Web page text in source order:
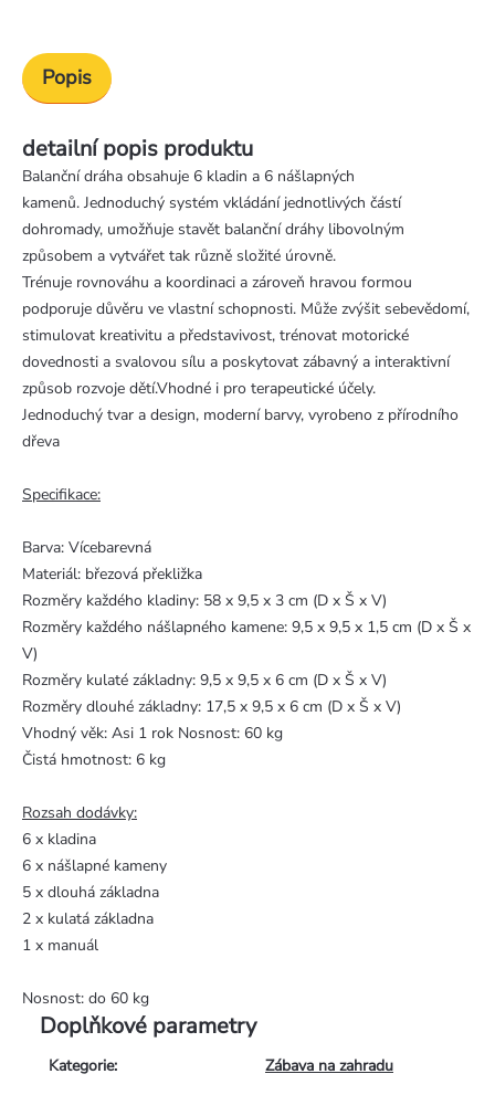
Popis
detailní popis produktu
Balanční dráha obsahuje 6 kladin a 6 nášlapných
kamenů. Jednoduchý systém vkládání jednotlivých částí
dohromady, umožňuje stavět balanční dráhy libovolným
způsobem a vytvářet tak různě složité úrovně.
Trénuje rovnováhu a koordinaci a zároveň hravou formou
podporuje důvěru ve vlastní schopnosti. Může zvýšit sebevědomí,
stimulovat kreativitu a představivost, trénovat motorické
dovednosti a svalovou sílu a poskytovat zábavný a interaktivní
způsob rozvoje dětí.Vhodné i pro terapeutické účely.
Jednoduchý tvar a design, moderní barvy, vyrobeno z přírodního
dřeva
Specifikace:
Barva: Vícebarevná
Materiál: březová překližka
Rozměry každého kladiny: 58 x 9,5 x 3 cm (D x Š x V)
Rozměry každého nášlapného kamene: 9,5 x 9,5 x 1,5 cm (D x Š x
V)
Rozměry kulaté základny: 9,5 x 9,5 x 6 cm (D x Š x V)
Rozměry dlouhé základny: 17,5 x 9,5 x 6 cm (D x Š x V)
Vhodný věk: Asi 1 rok Nosnost: 60 kg
Čistá hmotnost: 6 kg
Rozsah dodávky:
6 x kladina
6 x nášlapné kameny
5 x dlouhá základna
2 x kulatá základna
1 x manuál
Nosnost: do 60 kg
Doplňkové parametry
Kategorie: Zábava na zahradu